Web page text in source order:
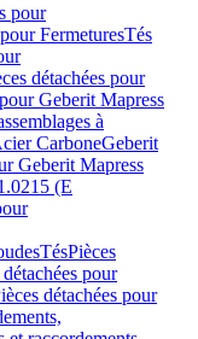
pour
FermeturesTés
détachées pour
Geberit Mapress
à
CarboneGeberit
Geberit Mapress
(E
TésPièces
pour
détachées pour